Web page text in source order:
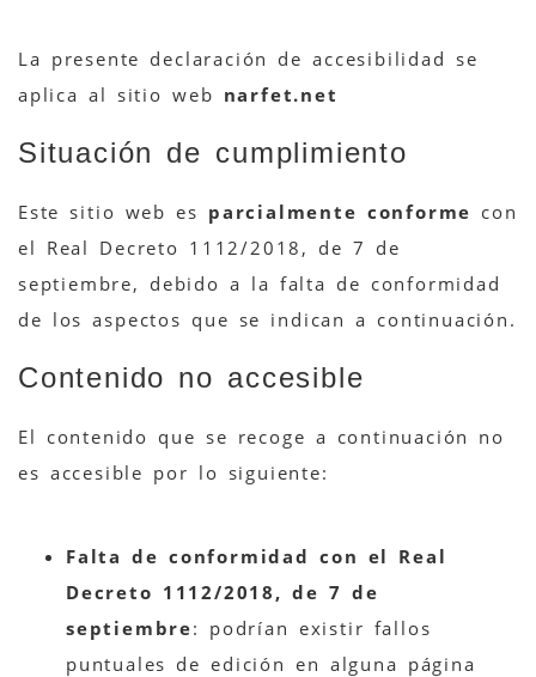
La presente declaración de accesibilidad se
aplica al sitio web narfet.net
Situación de cumplimiento
Este sitio web es parcialmente conforme con
el Real Decreto 1112/2018, de 7 de
septiembre, debido a la falta de conformidad
de los aspectos que se indican a continuación.
Contenido no accesible
El contenido que se recoge a continuación no
es accesible por lo siguiente:
Falta de conformidad con el Real
Decreto 1112/2018, de 7 de
septiembre: podrían existir fallos
puntuales de edición en alguna página